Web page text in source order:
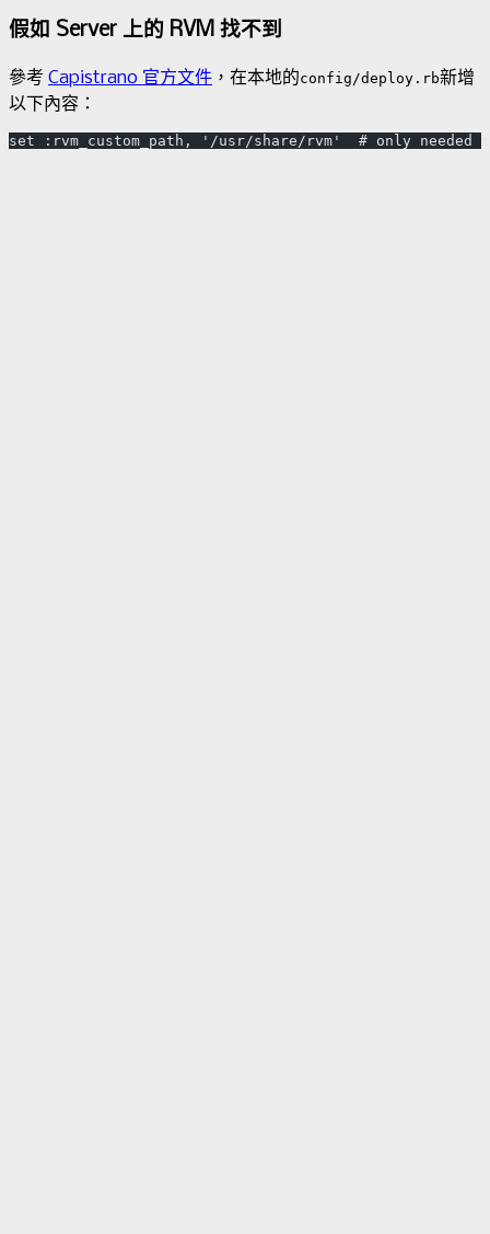
假如 Server 上的 RVM 找不到
參考 Capistrano 官方文件 ，在本地的config/deploy.rb新增
以下內容：